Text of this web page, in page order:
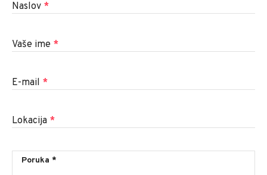
Naslov *
Vaše ime *
E-mail *
Lokacija *